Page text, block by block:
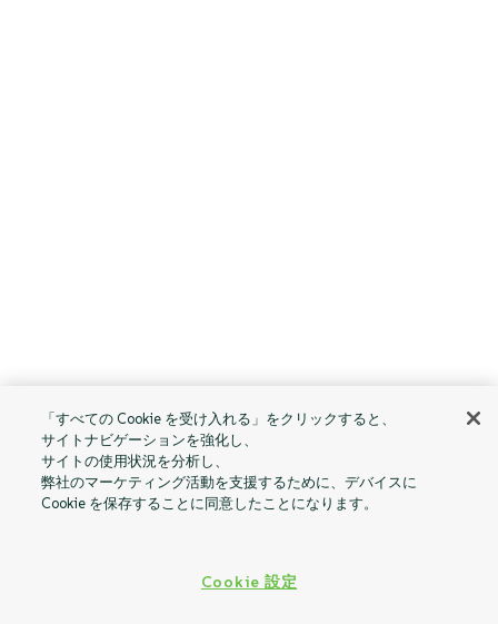
「すべての Cookie を受け入れる」をクリックすると、
サイトナビゲーションを強化し、
サイトの使用状況を分析し、
弊社のマーケティング活動を支援するために、デバイスに
Cookie を保存することに同意したことになります。
Cookie 設定